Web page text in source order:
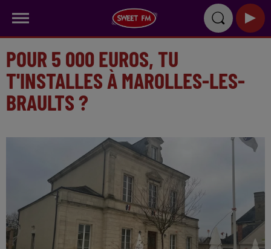
POUR 5 000 EUROS, TU
T'INSTALLES À MAROLLES-LES-
BRAULTS ?